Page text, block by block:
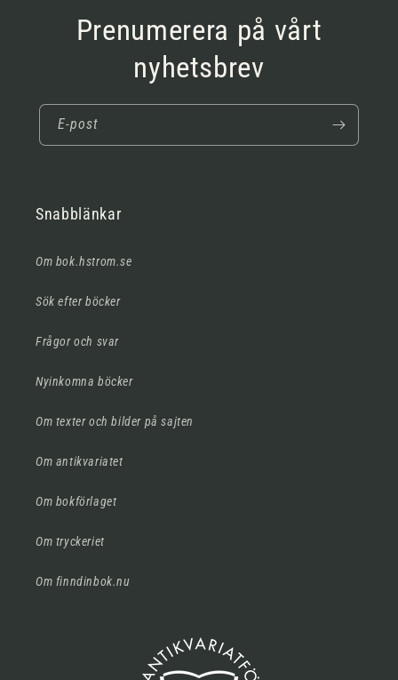
Prenumerera på vårt
nyhetsbrev
E-post
Snabblänkar
Om bok.hstrom.se
Sök efter böcker
Frågor och svar
Nyinkomna böcker
Om texter och bilder på sajten
Om antikvariatet
Om bokförlaget
Om tryckeriet
Om finndinbok.nu